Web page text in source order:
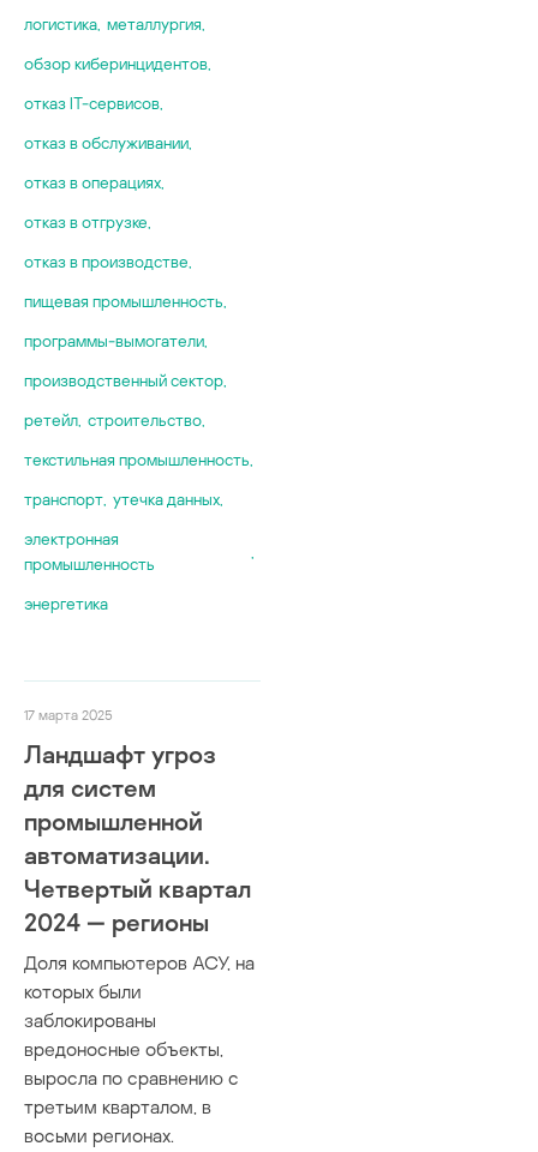
логистика металлургия
обзор киберинцидентов
отказ IT-сервисов
отказ в обслуживании
отказ в операциях
отказ в отгрузке
отказ в производстве
пищевая промышленность
программы-вымогатели
производственный сектор
ретейл строительство
текстильная промышленность
транспорт утечка данных
электронная
промышленность
энергетика
17 марта 2025
Ландшафт угроз
для систем
промышленной
автоматизации.
Четвертый квартал
2024 — регионы
Доля компьютеров АСУ, на
которых были
заблокированы
вредоносные объекты,
выросла по сравнению с
третьим кварталом, в
восьми регионах.